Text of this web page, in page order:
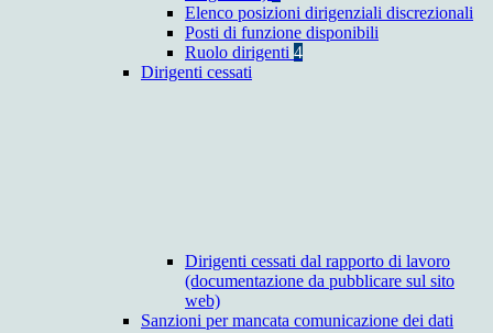
Elenco posizioni dirigenziali discrezionali
Posti di funzione disponibili
Ruolo dirigenti 4
Dirigenti cessati
Dirigenti cessati dal rapporto di lavoro
(documentazione da pubblicare sul sito
web)
Sanzioni per mancata comunicazione dei dati